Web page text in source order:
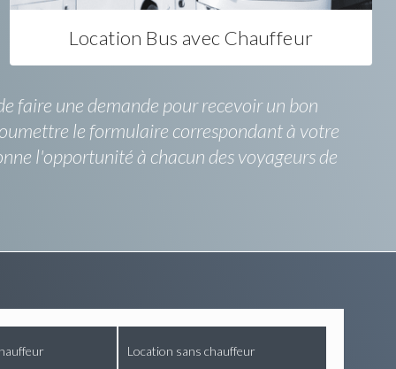
Location Bus avec Chauffeur
faire une demande pour recevoir un bon
le formulaire correspondant à votre
l'opportunité à chacun des voyageurs de
Location sans chauffeur